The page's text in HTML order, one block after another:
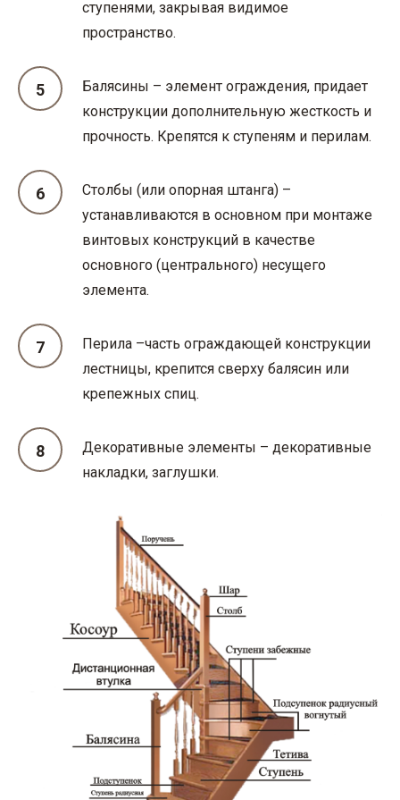
ступенями, закрывая видимое
пространство.
Балясины – элемент ограждения, придает
конструкции дополнительную жесткость и
прочность. Крепятся к ступеням и перилам.
Столбы (или опорная штанга) –
устанавливаются в основном при монтаже
винтовых конструкций в качестве
основного (центрального) несущего
элемента.
Перила –часть ограждающей конструкции
лестницы, крепится сверху балясин или
крепежных спиц.
Декоративные элементы – декоративные
накладки, заглушки.